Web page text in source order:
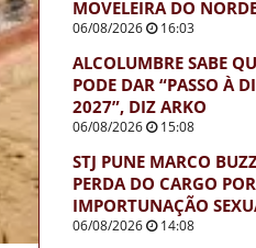
MOVELEIRA DO
06/08/2026 16:03
ALCOLUMBRE SABE
PODE DAR “PASSO À
2027”, DIZ ARKO
06/08/2026 15:08
STJ PUNE MARCO
PERDA DO CARGO
IMPORTUNAÇÃO
06/08/2026 14:08